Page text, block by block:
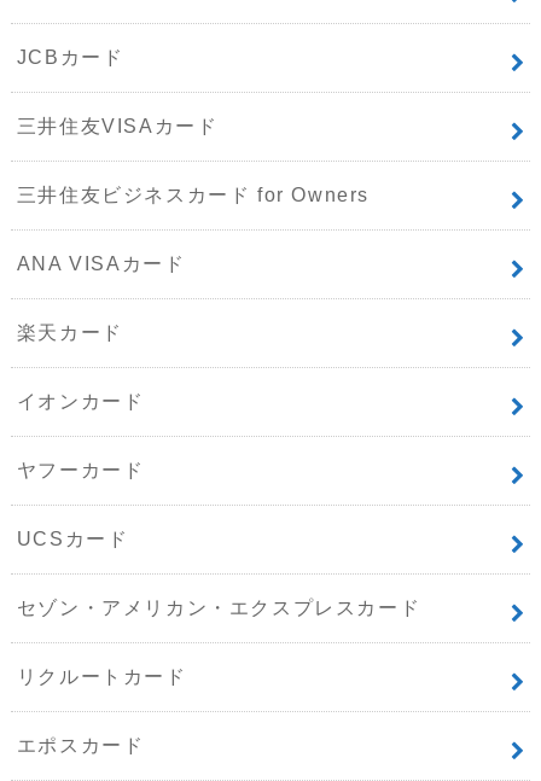
JCBカード
三井住友VISAカード
三井住友ビジネスカード for Owners
ANA VISAカード
楽天カード
イオンカード
ヤフーカード
UCSカード
セゾン・アメリカン・エクスプレスカード
リクルートカード
エポスカード